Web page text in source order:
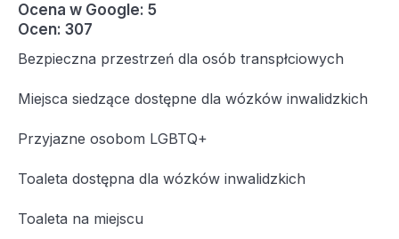
Ocena w Google: 5
Ocen: 307
Bezpieczna przestrzeń dla osób transpłciowych
Miejsca siedzące dostępne dla wózków inwalidzkich
Przyjazne osobom LGBTQ+
Toaleta dostępna dla wózków inwalidzkich
Toaleta na miejscu